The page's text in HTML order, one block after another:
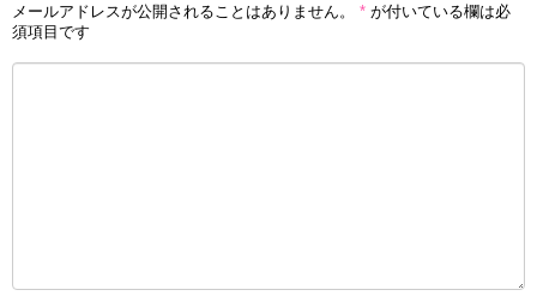
メールアドレスが公開されることはありません。 * が付いている欄は必
須項目です